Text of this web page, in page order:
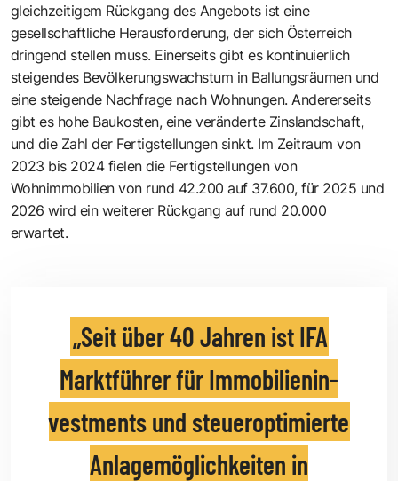
gleichzeitigem Rückgang des Angebots ist eine
gesellschaftliche Herausforderung, der sich Österreich
dringend stellen muss. ­Einerseits gibt es kontinuierlich
steigendes Bevölkerungswachstum in Ballungsräumen und
eine steigende Nachfrage nach Wohnungen. Andererseits
gibt es hohe Baukosten, eine veränderte Zinslandschaft,
und die Zahl der Fertigstellungen sinkt. Im Zeitraum von
2023 bis 2024 fielen die Fertigstellungen von
Wohnimmobilien von rund 42.200 auf 37.600, für 2025 und
2026 wird ein weiterer Rückgang auf rund 20.000
erwartet.
Seit über 40 Jahren ist IFA
Marktführer für Immobi­lien­in­
vestments und steueroptimierte
Anlagemöglich­keiten in